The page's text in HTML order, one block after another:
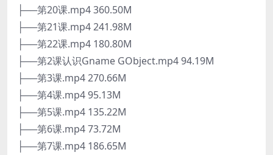
├──第20课.mp4 360.50M
├──第21课.mp4 241.98M
├──第22课.mp4 180.80M
├──第2课认识Gname GObject.mp4 94.19M
├──第3课.mp4 270.66M
├──第4课.mp4 95.13M
├──第5课.mp4 135.22M
├──第6课.mp4 73.72M
├──第7课.mp4 186.65M